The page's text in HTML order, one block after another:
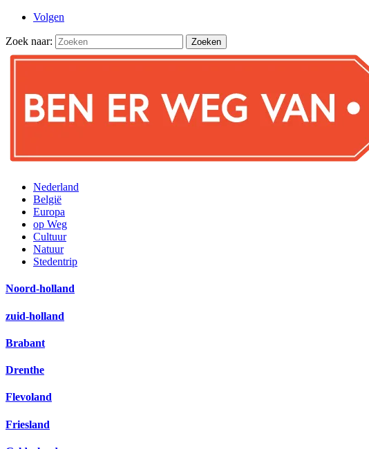
Volgen
Zoek naar:
Nederland
België
Europa
op Weg
Cultuur
Natuur
Stedentrip
Noord-holland
zuid-holland
Brabant
Drenthe
Flevoland
Friesland